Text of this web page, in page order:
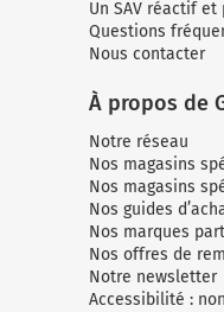
Un SAV réactif
Questions
Nous contacter
À propos de
Notre réseau
Nos magasins
Nos magasins
Nos guides
Nos marques
Nos offres de
Notre newsletter
Accessibilité :